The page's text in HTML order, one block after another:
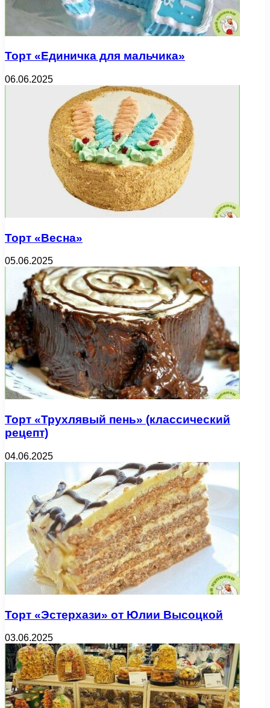
Торт «Единичка для мальчика»
06.06.2025
Торт «Весна»
05.06.2025
Торт «Трухлявый пень» (классический
рецепт)
04.06.2025
Торт «Эстерхази» от Юлии Высоцкой
03.06.2025